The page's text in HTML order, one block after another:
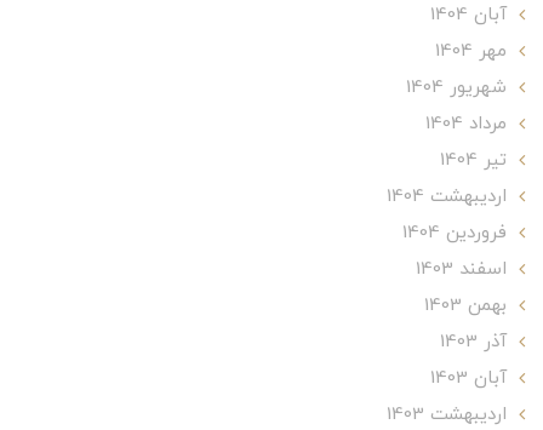
آبان 1404
مهر 1404
شهریور 1404
مرداد 1404
تير 1404
ارديبهشت 1404
فروردین 1404
اسفند 1403
بهمن 1403
آذر 1403
آبان 1403
ارديبهشت 1403